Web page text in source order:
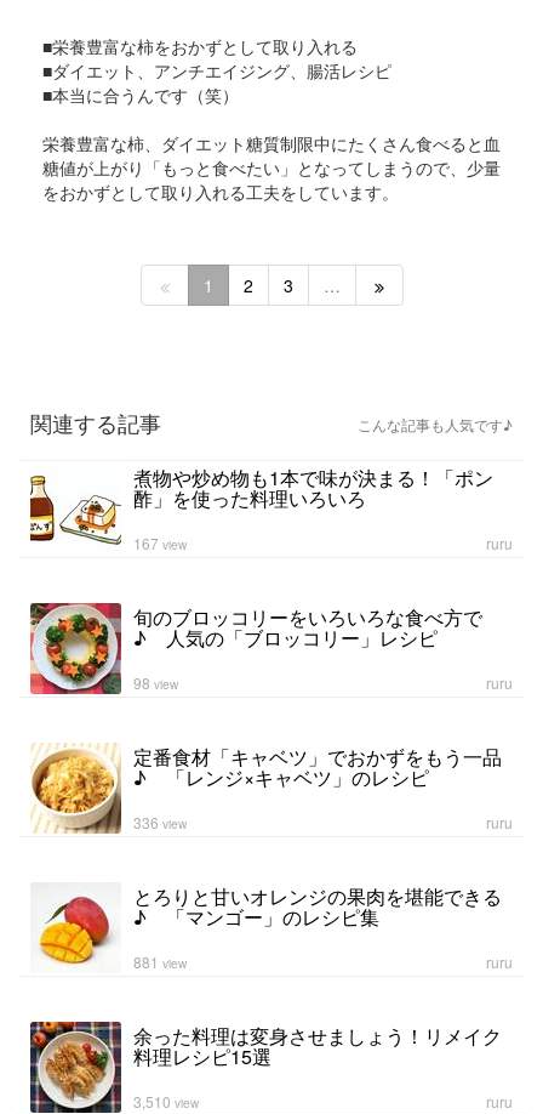
■栄養豊富な柿をおかずとして取り入れる
■ダイエット、アンチエイジング、腸活レシピ
■本当に合うんです（笑）
栄養豊富な柿、ダイエット糖質制限中にたくさん食べると血
糖値が上がり「もっと食べたい」となってしまうので、少量
をおかずとして取り入れる工夫をしています。
1 2 3 …
関連する記事 こんな記事も人気です♪
煮物や炒め物も1本で味が決まる！「ポン
酢」を使った料理いろいろ
ruru
167 view
旬のブロッコリーをいろいろな食べ方で
♪ 人気の「ブロッコリー」レシピ
ruru
98 view
定番食材「キャベツ」でおかずをもう一品
♪ 「レンジ×キャベツ」のレシピ
ruru
336 view
とろりと甘いオレンジの果肉を堪能できる
♪ 「マンゴー」のレシピ集
ruru
881 view
余った料理は変身させましょう！リメイク
料理レシピ15選
ruru
3,510 view